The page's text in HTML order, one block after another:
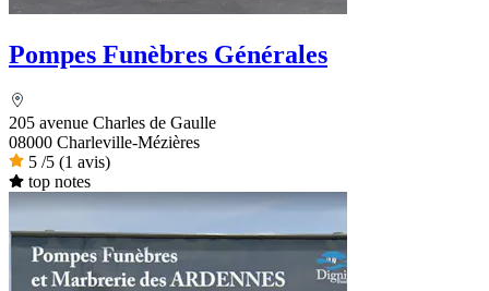
Pompes Funèbres Générales
205 avenue Charles de Gaulle
08000 Charleville-Mézières
5 /5 (1 avis)
top notes